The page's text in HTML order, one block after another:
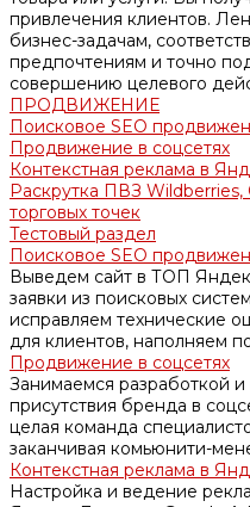
привлечения клиентов.
бизнес-задачам,
предпочтениям и точно
совершению целевого
ПРОДВИЖЕНИЕ
Поисковое SEO
Продвижение в соцсетях
Контекстная реклама в
Раскрутка ПВЗ
торговых точек
Тестовый раздел
Поисковое SEO
Выведем сайт в ТОП
заявки из поисковых
исправляем технические
для клиентов, наполняем
Продвижение в соцсетях
Занимаемся разработкой
присутствия бренда в
целая команда
заканчивая комьюнити-
Контекстная реклама в
Настройка и ведение